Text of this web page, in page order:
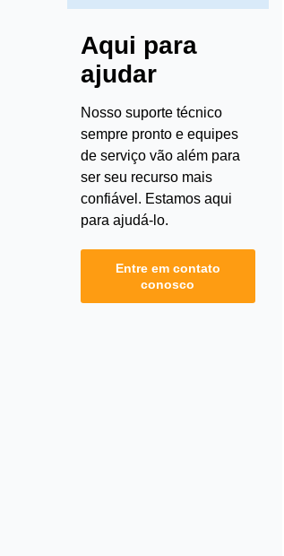
Aqui para
ajudar
Nosso suporte técnico
sempre pronto e equipes
de serviço vão além para
ser seu recurso mais
confiável. Estamos aqui
para ajudá-lo.
Entre em contato
conosco